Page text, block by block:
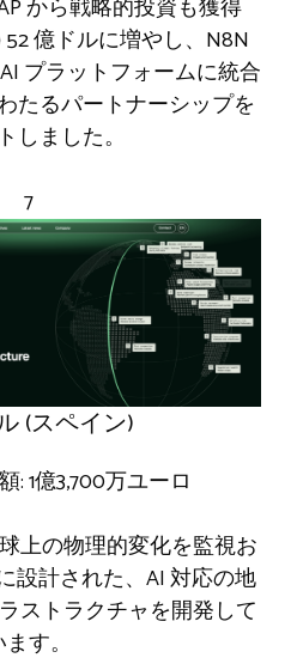
から戦略的投資も獲得
億ドルに増やし、N8N
AI プラットフォームに統合
たるパートナーシップを
しました。
7
(スペイン)
: 1億3,700万ユーロ
上の物理的変化を監視お
設計された、AI 対応の地
ストラクチャを開発して
す。